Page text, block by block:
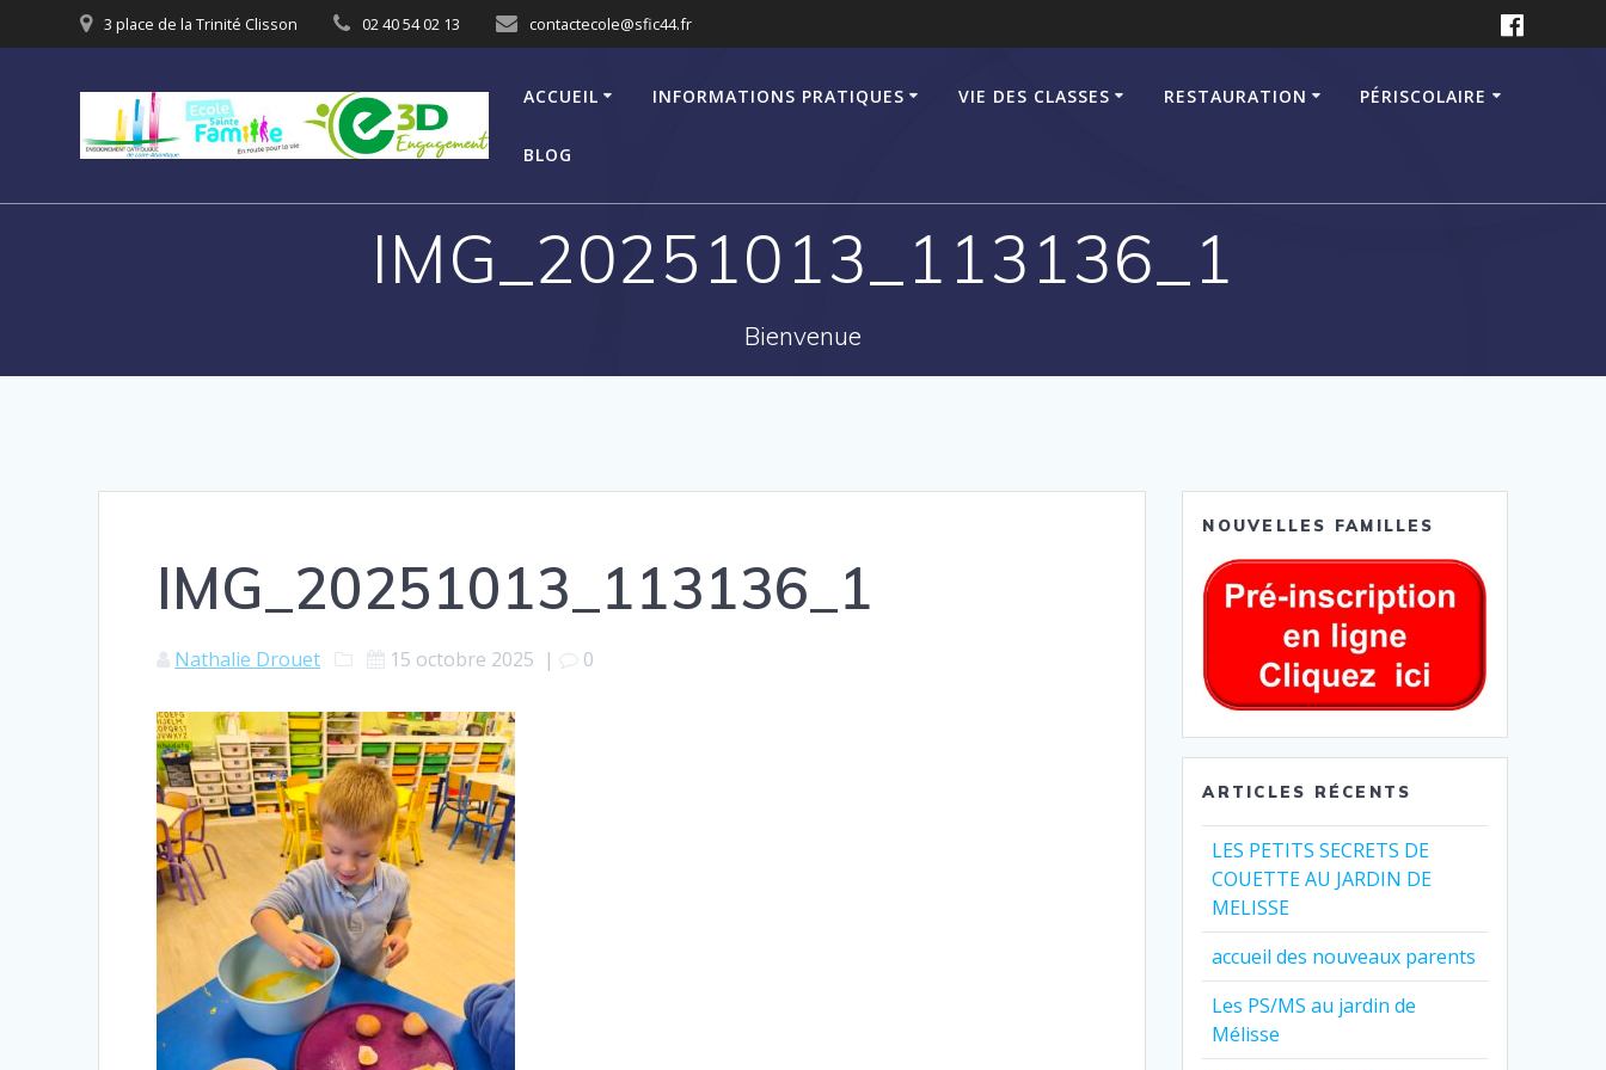
3 place de la Trinité Clisson 02 40 54 02 13 contactecole@sfic44.fr
ACCUEIL INFORMATIONS PRATIQUES VIE DES CLASSES RESTAURATION PÉRISCOLAIRE
BLOG
IMG_20251013_113136_1
Bienvenue
IMG_20251013_113136_1
Nathalie Drouet 15 octobre 2025 | 0
NOUVELLES FAMILLES
ARTICLES RÉCENTS
LES PETITS SECRETS DE
COUETTE AU JARDIN DE
MELISSE
accueil des nouveaux parents
Les PS/MS au jardin de
Mélisse